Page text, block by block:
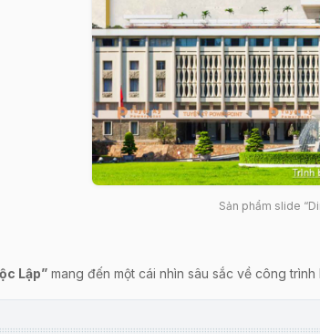
Sản phẩm slide
Lập” mang đến một cái nhìn sâu sắc về công